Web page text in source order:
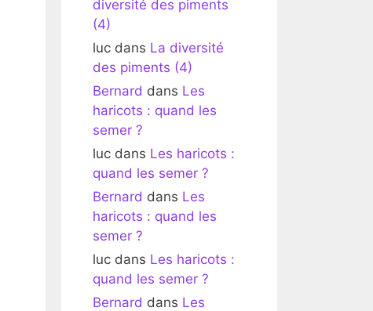
diversité des piments
(4)
luc dans La diversité
des piments (4)
Bernard dans Les
haricots : quand les
semer ?
luc dans Les haricots :
quand les semer ?
Bernard dans Les
haricots : quand les
semer ?
luc dans Les haricots :
quand les semer ?
Bernard dans Les